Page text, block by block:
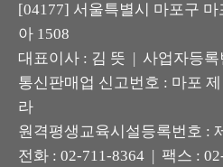
[04177] 서울특별시 마포구
아 1508
대표이사 : 김 뜻 | 사업자등록
통신판매업 신고번호 : 마포
라
원격평생교육시설등록번호 :
전화 : 02-711-8364 | 팩스 :